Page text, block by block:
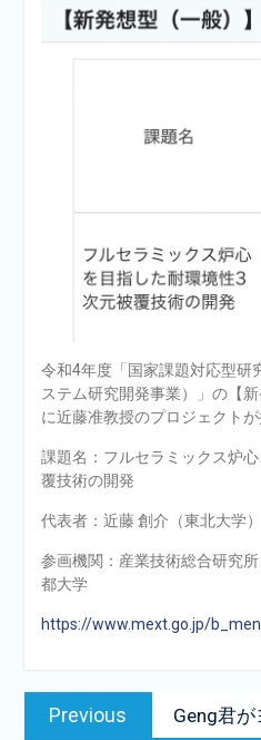
令和4年度「国家課題対応型研
ステム研究開発事業）」の【
に近藤准教授のプロジェクトが
課題名：フルセラミックス炉
覆技術の開発
代表者：近藤 創介（東北大学）
参画機関：産業技術総合研究
都大学
https://www.mext.go.jp/
投
Previous
Previous
post:
Geng君が